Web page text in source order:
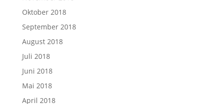
Oktober 2018
September 2018
August 2018
Juli 2018
Juni 2018
Mai 2018
April 2018